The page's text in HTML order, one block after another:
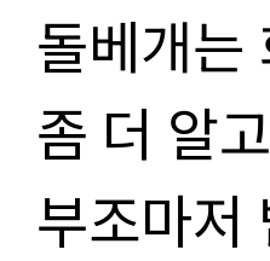
돌베개는
좀 더 알
부조마저